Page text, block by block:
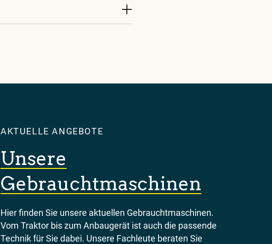
AKTUELLE ANGEBOTE
Unsere
Gebrauchtmaschinen
Hier finden Sie unsere aktuellen Gebrauchtmaschinen.
Vom Traktor bis zum Anbaugerät ist auch die passende
Technik für Sie dabei. Unsere Fachleute beraten Sie